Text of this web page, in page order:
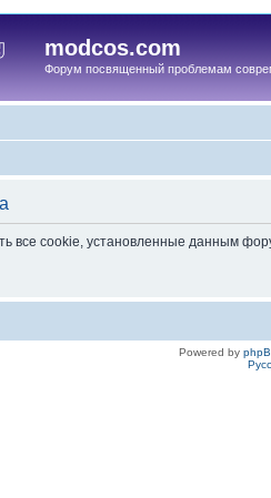
modcos.com
Форум посвященный проблемам
все cookie, установленные данным
Powered by